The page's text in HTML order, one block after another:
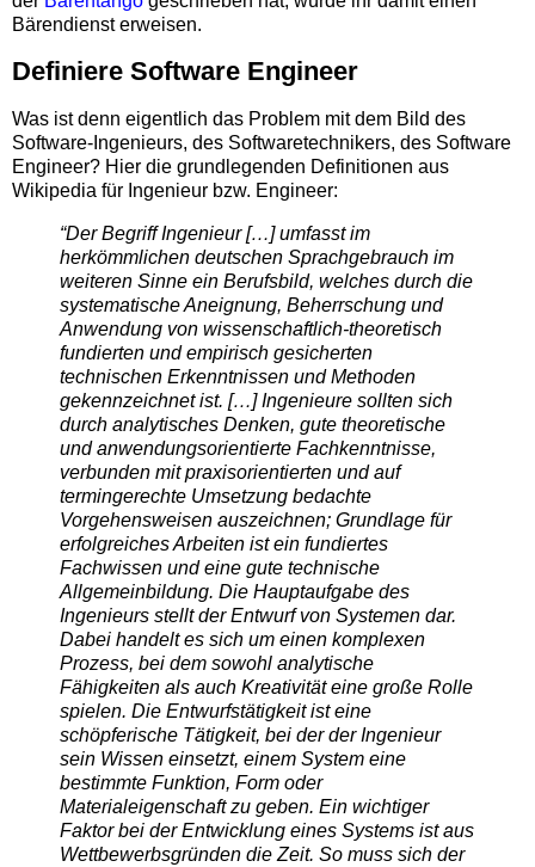
Bärendienst erweisen.
Definiere Software Engineer
Was ist denn eigentlich das Problem mit dem Bild des
Software-Ingenieurs, des Softwaretechnikers, des Software
Engineer? Hier die grundlegenden Definitionen aus
Wikipedia für Ingenieur bzw. Engineer:
“Der Begriff Ingenieur […]umfasst im
herkömmlichen deutschen Sprachgebrauch im
weiteren Sinne ein Berufsbild, welches durch die
systematische Aneignung, Beherrschung und
Anwendung von wissenschaftlich-theoretisch
fundierten und empirisch gesicherten
technischen Erkenntnissen und Methoden
gekennzeichnet ist. […] Ingenieure sollten sich
durch analytisches Denken, gute theoretische
und anwendungsorientierte Fachkenntnisse,
verbunden mit praxisorientierten und auf
termingerechte Umsetzung bedachte
Vorgehensweisen auszeichnen; Grundlage für
erfolgreiches Arbeiten ist ein fundiertes
Fachwissen und eine gute technische
Allgemeinbildung. Die Hauptaufgabe des
Ingenieurs stellt der Entwurf von Systemen dar.
Dabei handelt es sich um einen komplexen
Prozess, bei dem sowohl analytische
Fähigkeiten als auch Kreativität eine große Rolle
spielen. Die Entwurfstätigkeit ist eine
schöpferische Tätigkeit, bei der der Ingenieur
sein Wissen einsetzt, einem System eine
bestimmte Funktion, Form oder
Materialeigenschaft zu geben. Ein wichtiger
Faktor bei der Entwicklung eines Systems ist aus
Wettbewerbsgründen die Zeit. So muss sich der